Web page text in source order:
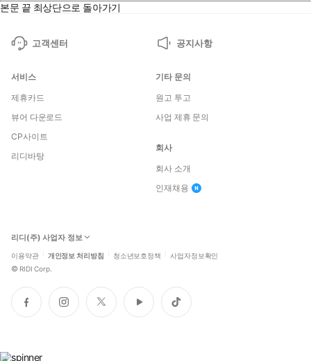
본문 끝 최상단으로 돌아가기
고객센터 공지사항
서비스
제휴카드
뷰어 다운로드
CP사이트
리디바탕
기타 문의
원고 투고
사업 제휴 문의
회사
회사 소개
인재채용
리디(주) 사업자 정보
이용약관 개인정보 처리방침 청소년보호정책 사업자정보확인
© RIDI Corp.
페
이
인
스
트
위
유
튜
틱
톡